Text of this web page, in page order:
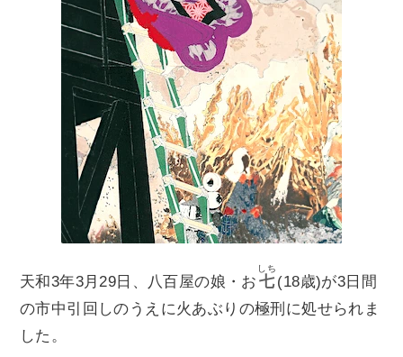
天和3年3月29日、八百屋の娘・お 七
しち
(18歳)が3日間
の市中引回しのうえに火あぶりの極刑に処せられま
した。